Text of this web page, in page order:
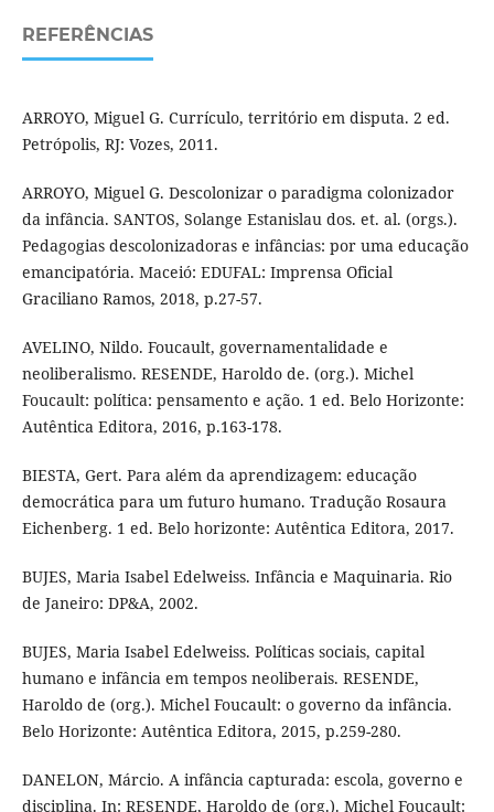
REFERÊNCIAS
ARROYO, Miguel G. Currículo, território em disputa. 2 ed.
Petrópolis, RJ: Vozes, 2011.
ARROYO, Miguel G. Descolonizar o paradigma colonizador
da infância. SANTOS, Solange Estanislau dos. et. al. (orgs.).
Pedagogias descolonizadoras e infâncias: por uma educação
emancipatória. Maceió: EDUFAL: Imprensa Oficial
Graciliano Ramos, 2018, p.27-57.
AVELINO, Nildo. Foucault, governamentalidade e
neoliberalismo. RESENDE, Haroldo de. (org.). Michel
Foucault: política: pensamento e ação. 1 ed. Belo Horizonte:
Autêntica Editora, 2016, p.163-178.
BIESTA, Gert. Para além da aprendizagem: educação
democrática para um futuro humano. Tradução Rosaura
Eichenberg. 1 ed. Belo horizonte: Autêntica Editora, 2017.
BUJES, Maria Isabel Edelweiss. Infância e Maquinaria. Rio
de Janeiro: DP&A, 2002.
BUJES, Maria Isabel Edelweiss. Políticas sociais, capital
humano e infância em tempos neoliberais. RESENDE,
Haroldo de (org.). Michel Foucault: o governo da infância.
Belo Horizonte: Autêntica Editora, 2015, p.259-280.
DANELON, Márcio. A infância capturada: escola, governo e
disciplina. In: RESENDE, Haroldo de (org.). Michel Foucault: